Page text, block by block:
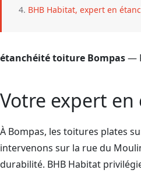
BHB Habitat, expert en
étanchéité toiture Bompas—
Votre expert en
À Bompas, les toitures plates
intervenons sur la rue du
durabilité. BHB Habitat